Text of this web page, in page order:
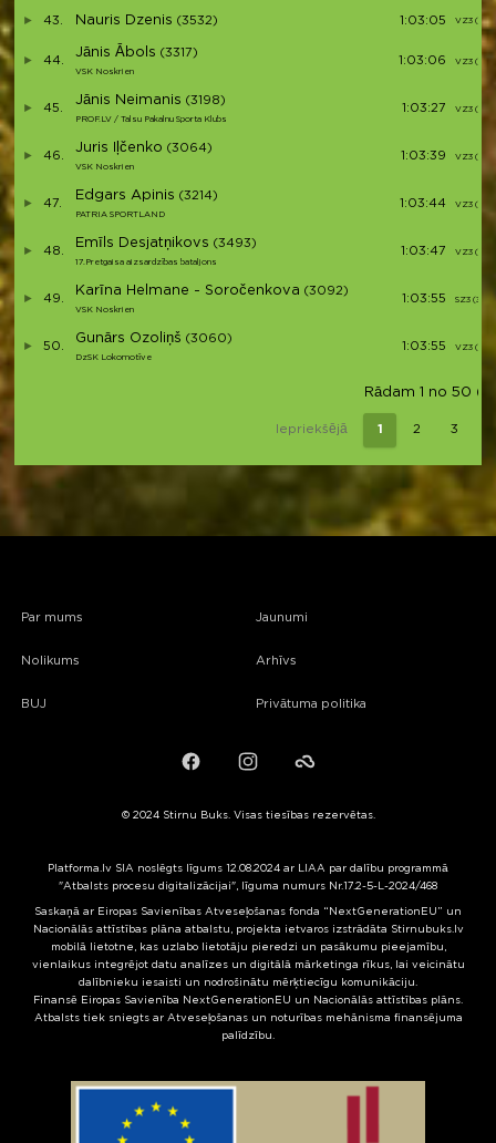
43. Nauris Dzenis (3532) 1:03:05 VZ3 (28)
44.
Jānis Ābols (3317)
VSK Noskrien
1:03:06 VZ3 (29)
45.
Jānis Neimanis (3198)
PROF.LV / Talsu Pakalnu Sporta Klubs
1:03:27 VZ3 (30)
46.
Juris Iļčenko (3064)
VSK Noskrien
1:03:39 VZ3 (31)
47.
Edgars Apinis (3214)
PATRIA SPORTLAND
1:03:44 VZ3 (32)
48.
Emīls Desjatņikovs (3493)
17.Pretgaisa aizsardzības bataljons
1:03:47 VZ3 (33)
49.
Karīna Helmane - Soročenkova (3092)
VSK Noskrien
1:03:55 SZ3 (3)
50.
Gunārs Ozoliņš (3060)
DzSK Lokomotīve
1:03:55 VZ3 (34)
Rādam 1 no 50
Iepriekšējā 1 2 3
Par mums
Nolikums
BUJ
Jaunumi
Arhīvs
Privātuma politika
FacebookInstagramFailiem.lv
© 2024 Stirnu Buks. Visas tiesības rezervētas.
Platforma.lv SIA noslēgts līgums 12.08.2024 ar LIAA par dalību programmā
"Atbalsts procesu digitalizācijai", līguma numurs Nr.17.2-5-L-2024/468
Saskaņā ar Eiropas Savienības Atveseļošanas fonda “NextGenerationEU” un
Nacionālās attīstības plāna atbalstu, projekta ietvaros izstrādāta Stirnubuks.lv
mobilā lietotne, kas uzlabo lietotāju pieredzi un pasākumu pieejamību,
vienlaikus integrējot datu analīzes un digitālā mārketinga rīkus, lai veicinātu
dalībnieku iesaisti un nodrošinātu mērķtiecīgu komunikāciju.
Finansē Eiropas Savienība NextGenerationEU un Nacionālās attīstības plāns.
Atbalsts tiek sniegts ar Atveseļošanas un noturības mehānisma finansējuma
palīdzību.